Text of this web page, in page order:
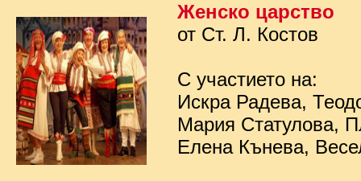
Женско царство
от Ст. Л. Костов
С участието на:
Искра Радева,
Мария Статулова,
Елена Кънева,